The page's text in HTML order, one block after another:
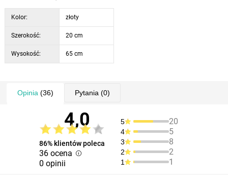
Kolor: złoty
Szerokość: 20 cm
Wysokość: 65 cm
Opinia (36) Pytania (0)
4,0
86% klientów poleca
36 ocena
0 opinii
5 20
4 5
3 8
2 2
1 1